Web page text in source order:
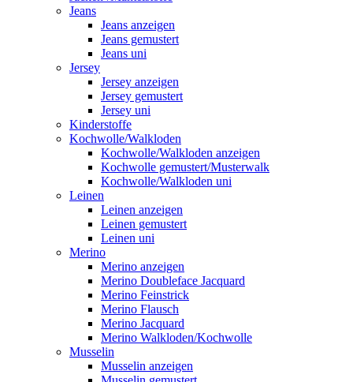
Jeans
Jeans anzeigen
Jeans gemustert
Jeans uni
Jersey
Jersey anzeigen
Jersey gemustert
Jersey uni
Kinderstoffe
Kochwolle/Walkloden
Kochwolle/Walkloden anzeigen
Kochwolle gemustert/Musterwalk
Kochwolle/Walkloden uni
Leinen
Leinen anzeigen
Leinen gemustert
Leinen uni
Merino
Merino anzeigen
Merino Doubleface Jacquard
Merino Feinstrick
Merino Flausch
Merino Jacquard
Merino Walkloden/Kochwolle
Musselin
Musselin anzeigen